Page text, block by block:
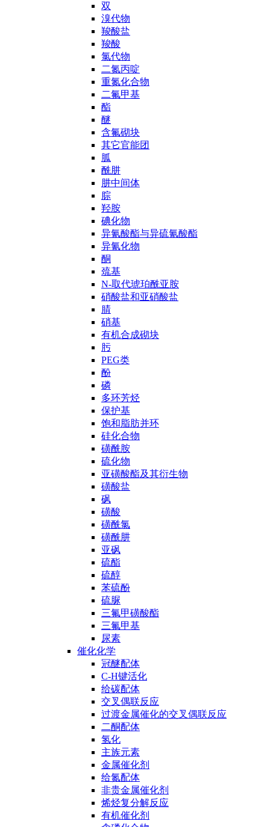
双
溴代物
羧酸盐
羧酸
氯代物
二氮丙啶
重氮化合物
二氟甲基
酯
醚
含氟砌块
其它官能团
胍
酰肼
肼中间体
腙
羟胺
碘化物
异氰酸酯与异硫氰酸酯
异氰化物
酮
巯基
N-取代琥珀酰亚胺
硝酸盐和亚硝酸盐
腈
硝基
有机合成砌块
肟
PEG类
酚
磷
多环芳烃
保护基
饱和脂肪并环
硅化合物
磺酰胺
硫化物
亚磺酸酯及其衍生物
磺酸盐
砜
磺酸
磺酰氯
磺酰肼
亚砜
硫酯
硫醇
苯硫酚
硫脲
三氟甲磺酸酯
三氟甲基
尿素
催化化学
冠醚配体
C-H键活化
给碳配体
交叉偶联反应
过渡金属催化的交叉偶联反应
二酮配体
氢化
主族元素
金属催化剂
给氮配体
非贵金属催化剂
烯烃复分解反应
有机催化剂